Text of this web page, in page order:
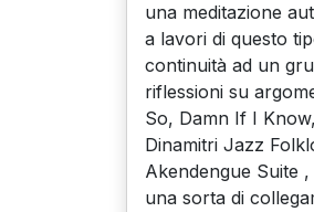
una meditazione
a lavori di questo
continuità ad un
riflessioni su
So, Damn If I
Dinamitri Jazz
Akendengue Suite
una sorta di